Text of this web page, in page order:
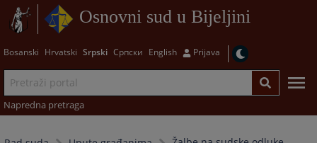
Osnovni sud u Bijeljini
Bosanski Hrvatski Srpski Српски English Prijava
Napredna pretraga